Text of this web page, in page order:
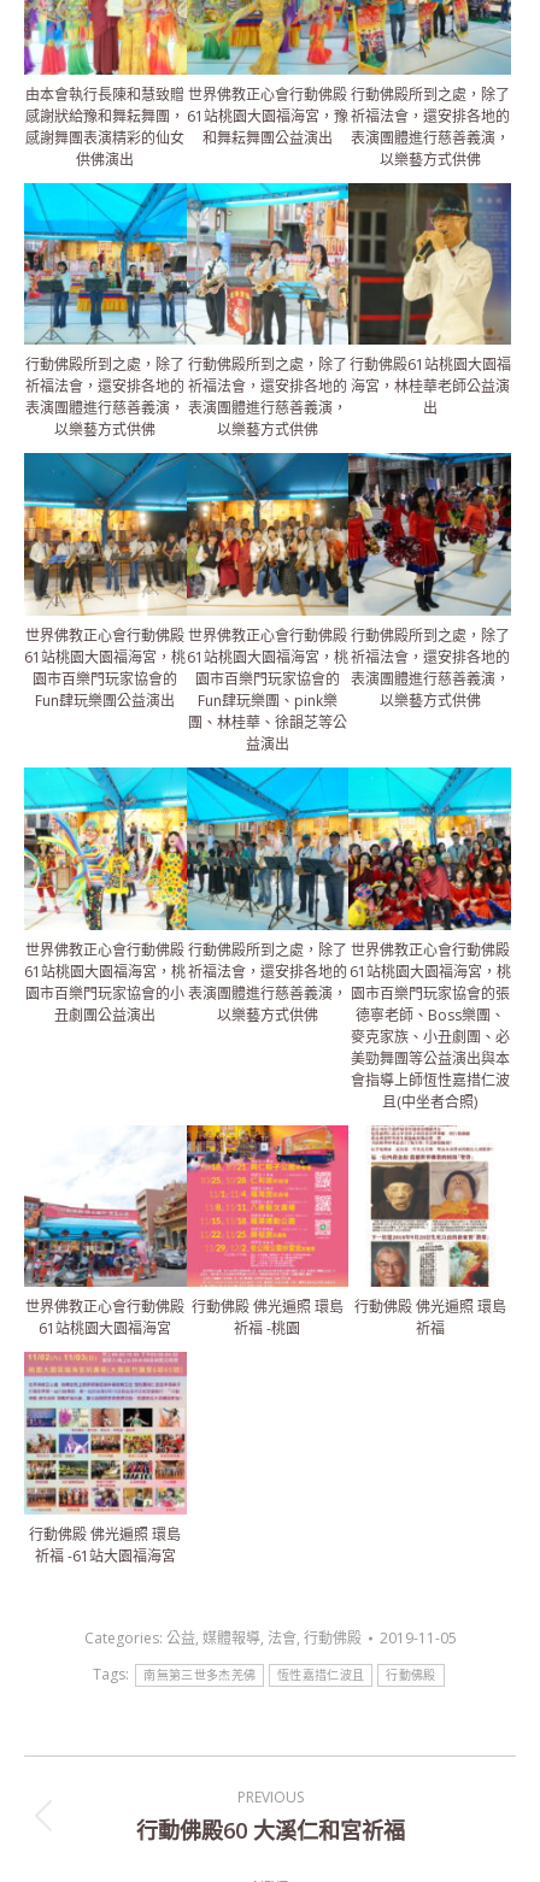
由本會執行長陳和慧致贈
感謝狀給豫和舞耘舞團，
感謝舞團表演精彩的仙女
供佛演出
世界佛教正心會行動佛殿
61站桃園大園福海宮，豫
和舞耘舞團公益演出
行動佛殿所到之處，除了
祈福法會，還安排各地的
表演團體進行慈善義演，
以樂藝方式供佛
行動佛殿所到之處，除了
祈福法會，還安排各地的
表演團體進行慈善義演，
以樂藝方式供佛
行動佛殿所到之處，除了
祈福法會，還安排各地的
表演團體進行慈善義演，
以樂藝方式供佛
行動佛殿61站桃園大園福
海宮，林桂華老師公益演
出
世界佛教正心會行動佛殿
61站桃園大園福海宮，桃
園市百樂門玩家協會的
Fun肆玩樂團公益演出
世界佛教正心會行動佛殿
61站桃園大園福海宮，桃
園市百樂門玩家協會的
Fun肆玩樂團、pink樂
團、林桂華、徐韻芝等公
益演出
行動佛殿所到之處，除了
祈福法會，還安排各地的
表演團體進行慈善義演，
以樂藝方式供佛
世界佛教正心會行動佛殿
61站桃園大園福海宮，桃
園市百樂門玩家協會的小
丑劇團公益演出
行動佛殿所到之處，除了
祈福法會，還安排各地的
表演團體進行慈善義演，
以樂藝方式供佛
世界佛教正心會行動佛殿
61站桃園大園福海宮，桃
園市百樂門玩家協會的張
德寧老師、Boss樂團、
麥克家族、小丑劇團、必
美勁舞團等公益演出與本
會指導上師恆性嘉措仁波
且(中坐者合照)
世界佛教正心會行動佛殿
61站桃園大園福海宮
行動佛殿 佛光遍照 環島
祈福 -桃園
行動佛殿 佛光遍照 環島
祈福
行動佛殿 佛光遍照 環島
祈福 -61站大園福海宮
Categories: 公益, 媒體報導, 法會, 行動佛殿
2019-11-05
Tags:
南無第三世多杰羌佛 恆性嘉措仁波且 行動佛殿
navigation
PREVIOUS
Previous
行動佛殿60 大溪仁和宮祈福